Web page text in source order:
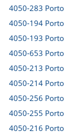
4050-283 Porto
4050-194 Porto
4050-193 Porto
4050-653 Porto
4050-213 Porto
4050-214 Porto
4050-256 Porto
4050-255 Porto
4050-216 Porto